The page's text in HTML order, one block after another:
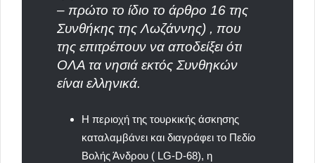
– πρώτο το ίδιο το άρθρο 16 της
Συνθήκης της Λωζάννης) , που
της επιτρέπουν να αποδείξει ότι
ΟΛΑ τα νησιά εκτός Συνθηκών
είναι ελληνικά.
Η περιοχή της τουρκικής άσκησης
καταλαμβάνει και διαγράφει το Πεδίο
Βολής Άνδρου ( LG-D-68), η